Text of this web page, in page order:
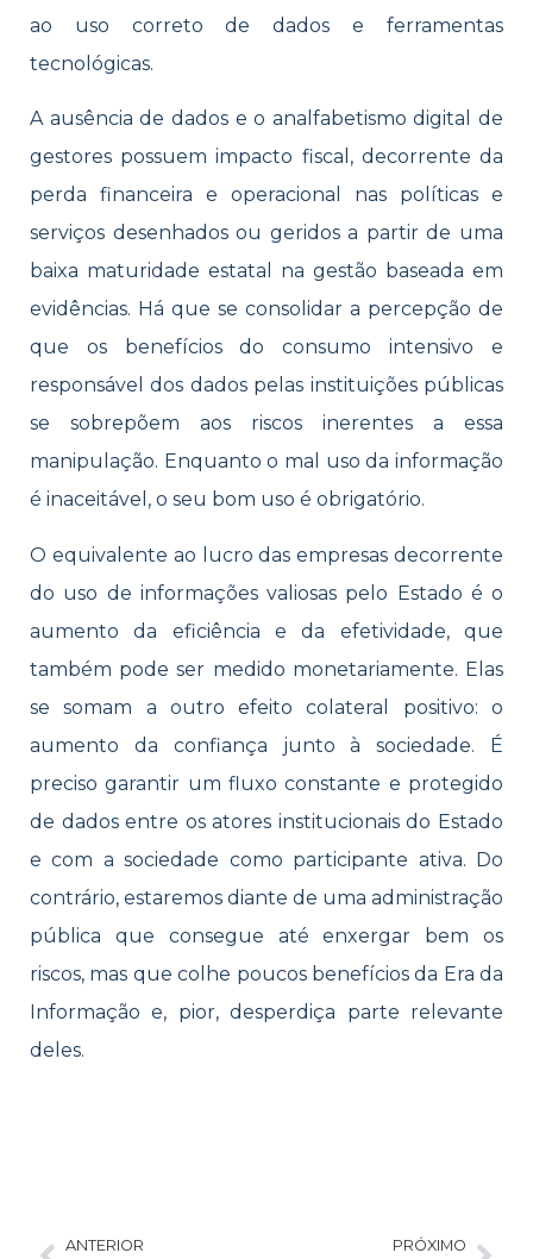
ao uso correto de dados e ferramentas
tecnológicas.
A ausência de dados e o analfabetismo digital de
gestores possuem impacto fiscal, decorrente da
perda financeira e operacional nas políticas e
serviços desenhados ou geridos a partir de uma
baixa maturidade estatal na gestão baseada em
evidências. Há que se consolidar a percepção de
que os benefícios do consumo intensivo e
responsável dos dados pelas instituições públicas
se sobrepõem aos riscos inerentes a essa
manipulação. Enquanto o mal uso da informação
é inaceitável, o seu bom uso é obrigatório.
O equivalente ao lucro das empresas decorrente
do uso de informações valiosas pelo Estado é o
aumento da eficiência e da efetividade, que
também pode ser medido monetariamente. Elas
se somam a outro efeito colateral positivo: o
aumento da confiança junto à sociedade. É
preciso garantir um fluxo constante e protegido
de dados entre os atores institucionais do Estado
e com a sociedade como participante ativa. Do
contrário, estaremos diante de uma administração
pública que consegue até enxergar bem os
riscos, mas que colhe poucos benefícios da Era da
Informação e, pior, desperdiça parte relevante
deles.
ANTERIOR PRÓXIMO